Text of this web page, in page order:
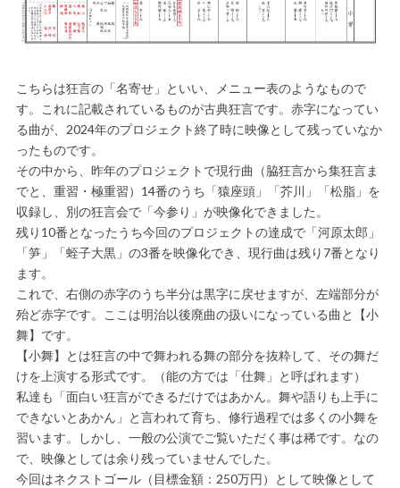
こちらは狂言の「名寄せ」といい、メニュー表のようなもので
す。これに記載されているものが古典狂言です。赤字になってい
る曲が、2024年のプロジェクト終了時に映像として残っていなか
ったものです。
その中から、昨年のプロジェクトで現行曲（脇狂言から集狂言ま
でと、重習・極重習）14番のうち「猿座頭」「芥川」「松脂」を
収録し、別の狂言会で「今参り」が映像化できました。
残り10番となったうち今回のプロジェクトの達成で「河原太郎」
「笋」「蛭子大黒」の3番を映像化でき、現行曲は残り7番となり
ます。
これで、右側の赤字のうち半分は黒字に戻せますが、左端部分が
殆ど赤字です。ここは明治以後廃曲の扱いになっている曲と【小
舞】です。
【小舞】とは狂言の中で舞われる舞の部分を抜粋して、その舞だ
けを上演する形式です。（能の方では「仕舞」と呼ばれます）
私達も「面白い狂言ができるだけではあかん。舞や語りも上手に
できないとあかん」と言われて育ち、修行過程では多くの小舞を
習います。しかし、一般の公演でご覧いただく事は稀です。なの
で、映像としては余り残っていませんでした。
今回はネクストゴール（目標金額：250万円）として映像として